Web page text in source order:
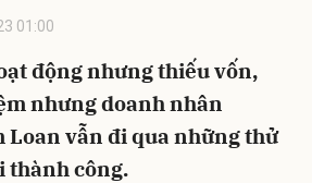
01:00
động nhưng thiếu vốn,
nhưng doanh nhân
Loan vẫn đi qua những thử
thành công.
Hủy